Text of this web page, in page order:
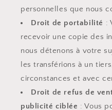
personnelles que nous
Droit de portabilité :
recevoir une copie des
nous détenons à votre
les transférions à un
circonstances et avec
Droit de refus de
publicité ciblée : Vous